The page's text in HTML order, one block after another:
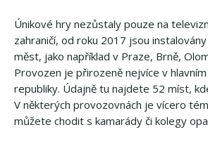
Únikové hry nezůstaly pouze na
zahraničí, od roku 2017 jsou
měst, jako například v Praze, Brně,
Provozen je přirozeně nejvíce v
republiky. Údajně tu najdete 52 míst,
V některých provozovnách je vícero
můžete chodit s kamarády či kolegy